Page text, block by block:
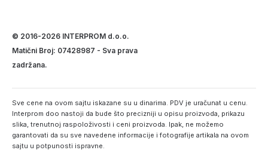
© 2016-2026 INTERPROM d.o.o.
Matični Broj: 07428987 - Sva prava
zadržana.
Sve cene na ovom sajtu iskazane su u dinarima. PDV je uračunat u cenu.
Interprom doo nastoji da bude što precizniji u opisu proizvoda, prikazu
slika, trenutnoj raspoloživosti i ceni proizvoda. Ipak, ne možemo
garantovati da su sve navedene informacije i fotografije artikala na ovom
sajtu u potpunosti ispravne.